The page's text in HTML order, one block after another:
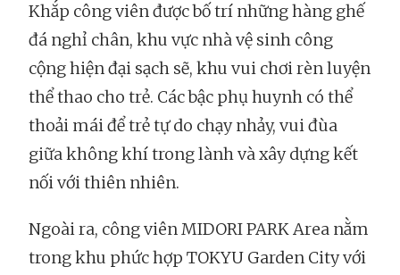
Khắp công viên được bố trí những hàng ghế
đá nghỉ chân, khu vực nhà vệ sinh công
cộng hiện đại sạch sẽ, khu vui chơi rèn luyện
thể thao cho trẻ. Các bậc phụ huynh có thể
thoải mái để trẻ tự do chạy nhảy, vui đùa
giữa không khí trong lành và xây dựng kết
nối với thiên nhiên.
Ngoài ra, công viên MIDORI PARK Area nằm
trong khu phức hợp TOKYU Garden City với